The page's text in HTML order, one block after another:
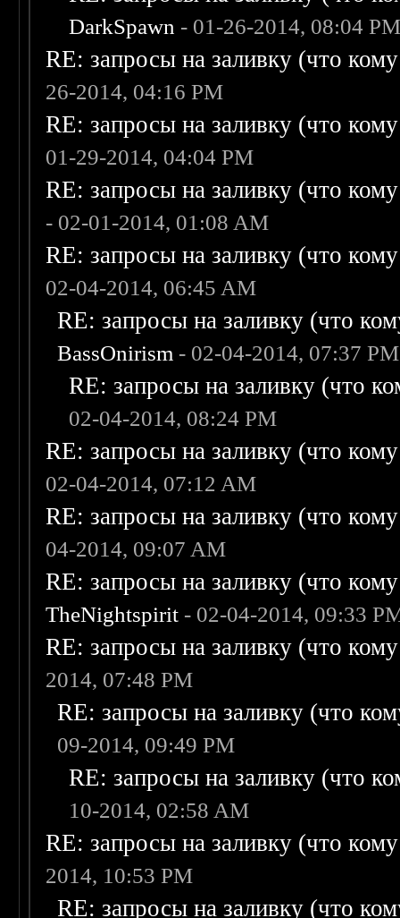
DarkSpawn - 01-26-2014, 08:04
RE: запросы на заливку (что
26-2014, 04:16 PM
RE: запросы на заливку (что
01-29-2014, 04:04 PM
RE: запросы на заливку (что
- 02-01-2014, 01:08 AM
RE: запросы на заливку (что
02-04-2014, 06:45 AM
RE: запросы на заливку (что
BassOnirism - 02-04-2014, 07:37 PM
RE: запросы на заливку (что
02-04-2014, 08:24 PM
RE: запросы на заливку (что
02-04-2014, 07:12 AM
RE: запросы на заливку (что
04-2014, 09:07 AM
RE: запросы на заливку (что
TheNightspirit - 02-04-2014, 09:33
RE: запросы на заливку (что
2014, 07:48 PM
RE: запросы на заливку (что
09-2014, 09:49 PM
RE: запросы на заливку (что
10-2014, 02:58 AM
RE: запросы на заливку (что
2014, 10:53 PM
RE: запросы на заливку (что